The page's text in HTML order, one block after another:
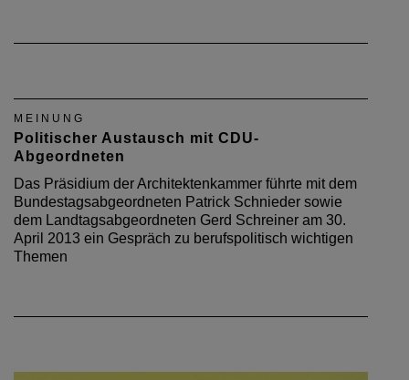
MEINUNG
Politischer Austausch mit CDU-
Abgeordneten
Das Präsidium der Architektenkammer führte mit dem
Bundestagsabgeordneten Patrick Schnieder sowie
dem Landtagsabgeordneten Gerd Schreiner am 30.
April 2013 ein Gespräch zu berufspolitisch wichtigen
Themen